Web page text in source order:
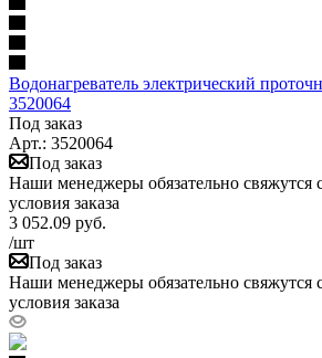
Водонагреватель электрический
3520064
Под заказ
Арт.: 3520064
Под заказ
Наши менеджеры обязательно свяжутся
условия заказа
3 052.09 руб.
/шт
Под заказ
Наши менеджеры обязательно свяжутся
условия заказа